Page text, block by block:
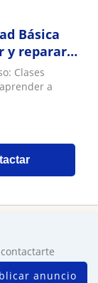
Básica
y reparar
Clases
a
anuncio